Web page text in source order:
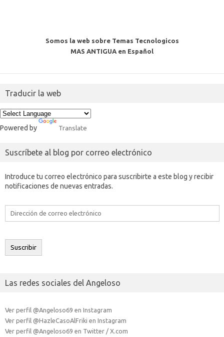
Somos la web sobre Temas Tecnologicos
MAS ANTIGUA en Español
Traducir la web
Powered by Translate
Suscríbete al blog por correo electrónico
Introduce tu correo electrónico para suscribirte a este blog y recibir
notificaciones de nuevas entradas.
Dirección
de
electrónico
Suscribir
Las redes sociales del Angeloso
Ver perfil @Angeloso69 en Instagram
Ver perfil @HazleCasoAlFriki en Instagram
Ver perfil @Angeloso69 en Twitter / X.com